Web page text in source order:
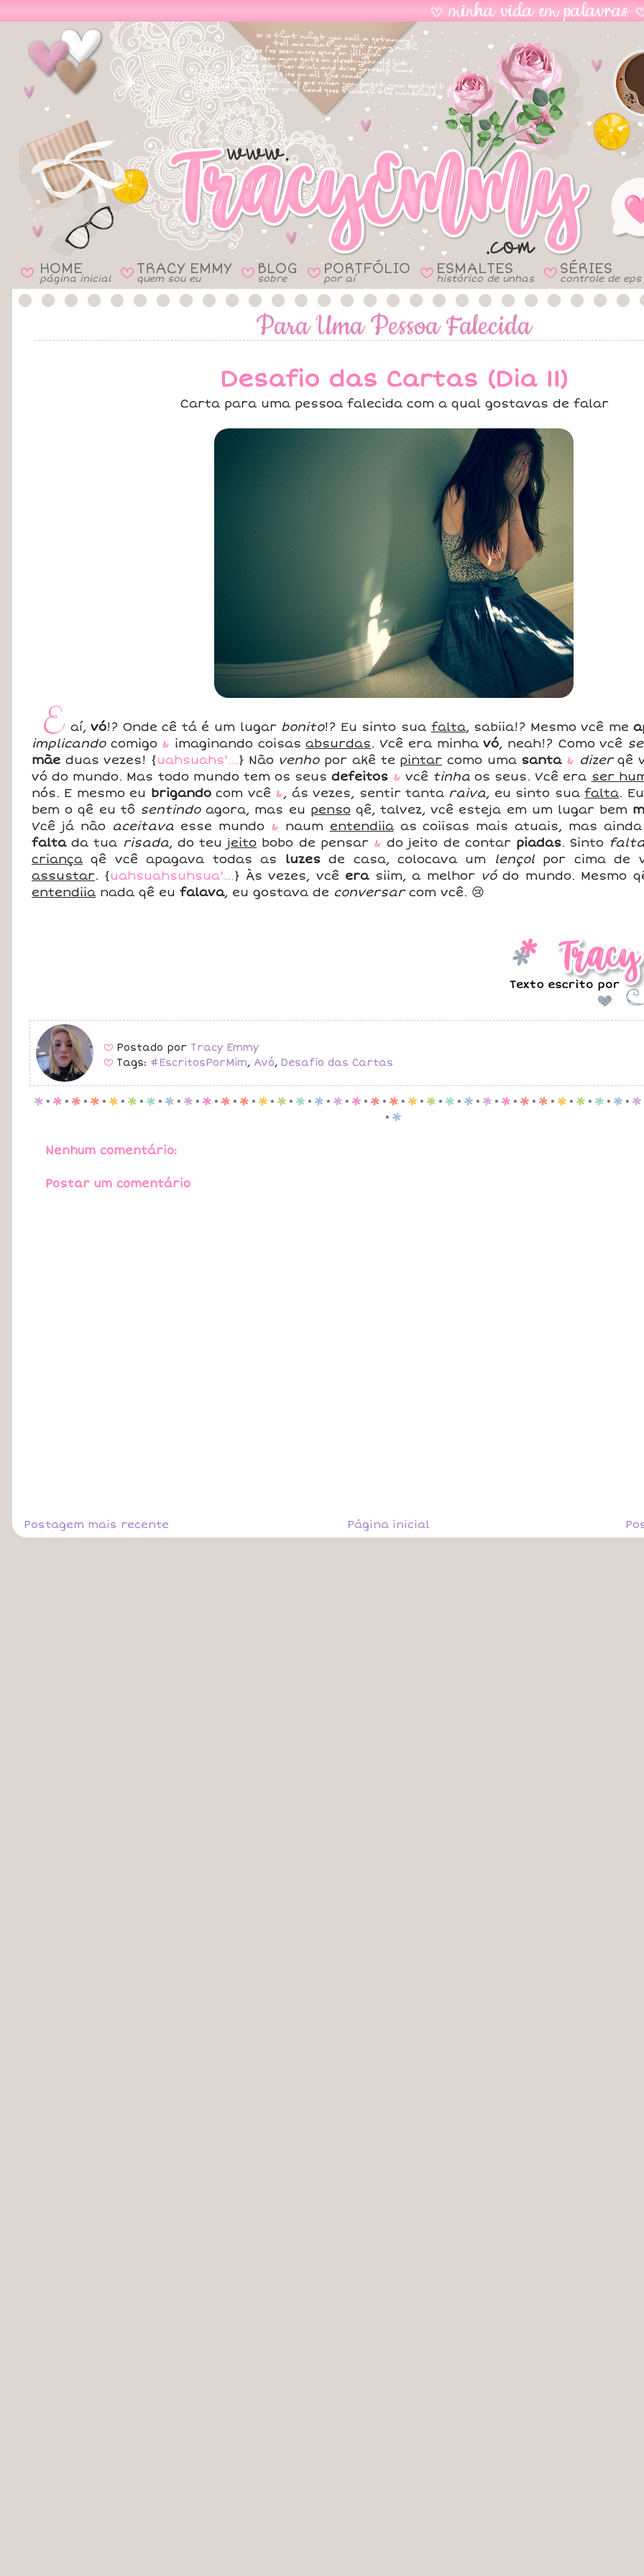
B HOME
página inicial B TRACY EMMY
quem sou eu B BLOG
sobre B PORTFÓLIO
por aí B ESMALTES
histórico de unhas B SÉRIES
controle de eps
Para Uma Pessoa Falecida
Desafio das Cartas (Dia 11)
Carta para uma pessoa falecida com a qual gostavas de falar
E aí,vó!? Onde cê tá é um lugar bonito!? Eu sinto sua falta, sabiia!? Mesmo vcê me
implicandocomigo & imaginando coisasabsurdas. Vcê era minhavó, neah!? Como vcê
mãe duas vezes! {uahsuahs'...} Não venhopor akê te pintar como uma santa & dizerqê
vó do mundo. Mas todo mundo tem os seusdefeitos & vcê tinhaos seus. Vcê era ser
nós. E mesmo eu brigandocom vcê &, ás vezes, sentir tanta raiva, eu sinto suafalta.
bem o qê eu tô sentindoagora, mas eu penso qê, talvez, vcê esteja em um lugar bem
Vcê já não aceitavaesse mundo & naum entendiiaas coiisas mais atuais, mas
faltada tua risada, do teu jeito bobo de pensar & do jeito de contar piadas. Sinto
criança qê vcê apagava todas as luzesde casa, colocava um lençolpor cima de
assustar. {uahsuahsuhsua'...} Às vezes, vcê erasiim, a melhor vódo mundo. Mesmo
entendiia nada qê eufalava, eu gostava de conversarcom vcê. 😢
B Postado por Tracy Emmy
B Tags: #EscritosPorMim, Avó, Desafio das Cartas
p . p . p . p . p . p . p . p . p . p . p . p . p . p . p . p . p . p . p . p . p . p . p . p . p . p . p . p . p . p . p . p . p
. p
Nenhum comentário:
Postar um comentário
Postagem mais recente Página inicial